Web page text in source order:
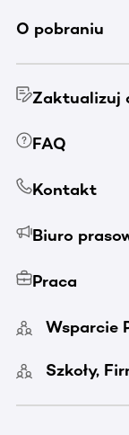
O pobraniu
Zaktualizuj
FAQ
Kontakt
Biuro
Praca
Wsparcie
Szkoły,